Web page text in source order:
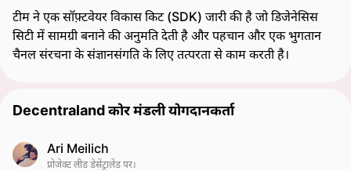
टीम ने एक सॉफ़्टवेयर विकास किट (SDK) जारी की है जो डिजेनेसिस
सिटी में सामग्री बनाने की अनुमति देती है और पहचान और एक भुगतान
चैनल संरचना के संज्ञानसंगति के लिए तत्परता से काम करती है।
Decentraland कोर मंडली योगदानकर्ता
Ari Meilich
प्रोजेक्ट लीड डेसेंट्रालेंड पर।